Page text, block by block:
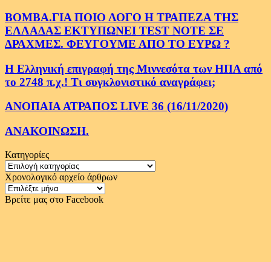
ΒΟΜΒΑ.ΓΙΑ ΠΟΙΟ ΛΟΓΟ Η ΤΡΑΠΕΖΑ ΤΗΣ
ΕΛΛΑΔΑΣ ΕΚΤΥΠΩΝΕΙ TEST NOTE ΣΕ
ΔΡΑΧΜΕΣ. ΦΕΥΓΟΥΜΕ ΑΠΟ ΤΟ ΕΥΡΩ ?
Η Ελληνική επιγραφή της Μιννεσότα των ΗΠΑ από
το 2748 π.χ.! Τι συγκλονιστικό αναγράφει;
ΑΝΟΠΑΙΑ ΑΤΡΑΠΟΣ LIVE 36 (16/11/2020)
ΑΝΑΚΟΙΝΩΣΗ.
Κατηγορίες
Κατηγορίες
Χρονολογικό αρχείο άρθρων
Χρονολογικό
αρχείο
Βρείτε μας στο Facebook